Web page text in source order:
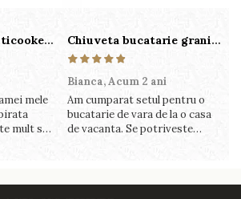
Oala de gatit multicooker 11 functii Instant Pot Pro Crisp 8 + Air Fryer 7.6 lt
mele
mult sa
cumpar
Chiuveta bucatarie granit cu finisaj negru perlat/cupru Steingran Art Copper cu dozator si baterie Quadron
Bianca,Acum 2 ani
Am cumparat setul pentru o
bucatarie de vara de la o casa
de vacanta. Se potriveste
cu drag !